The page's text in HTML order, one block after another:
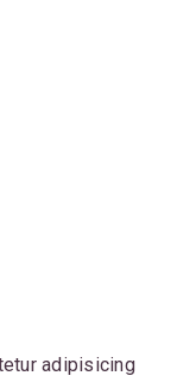
adipisicing